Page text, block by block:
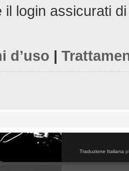
il login assicurati
d’uso |
Traduzione Italiana